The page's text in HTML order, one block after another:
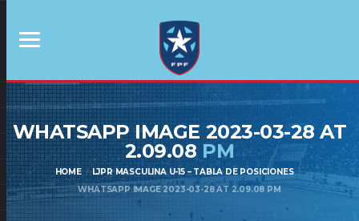
WHATSAPP IMAGE 2023-03-28 AT
2.09.08 PM
HOME
LJPR MASCULINA U-15 – TABLA DE POSICIONES
WHATSAPP IMAGE 2023-03-28 AT 2.09.08 PM